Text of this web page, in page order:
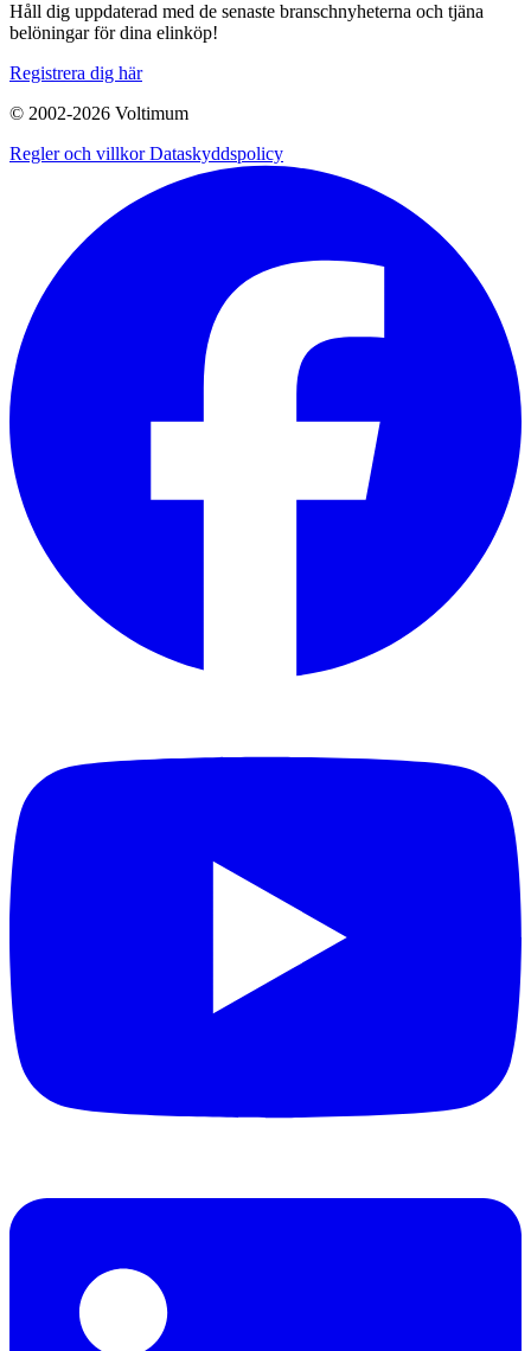
Håll dig uppdaterad med de senaste branschnyheterna och tjäna
belöningar för dina elinköp!
Registrera dig här
© 2002-2026 Voltimum
Regler och villkorDataskyddspolicy